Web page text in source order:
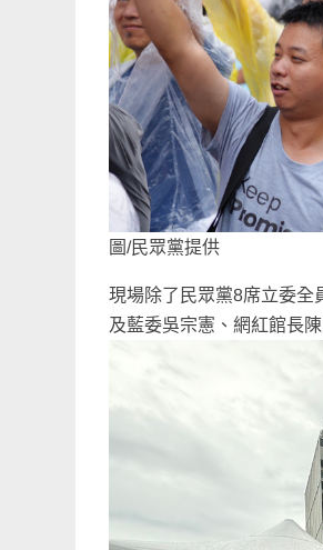
圖/民眾黨提供
現場除了民眾黨8席立委全
及藍委吳宗憲、網紅館長